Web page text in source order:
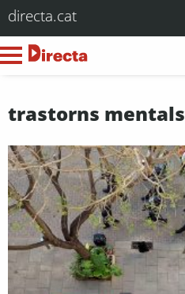
directa.cat
trastorns mentals